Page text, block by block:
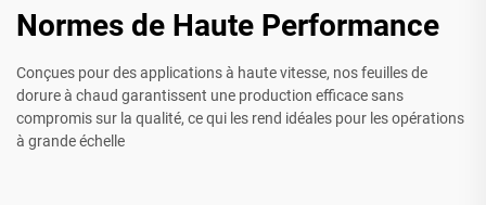
Normes de Haute Performance
Conçues pour des applications à haute vitesse, nos feuilles de
dorure à chaud garantissent une production efficace sans
compromis sur la qualité, ce qui les rend idéales pour les opérations
à grande échelle